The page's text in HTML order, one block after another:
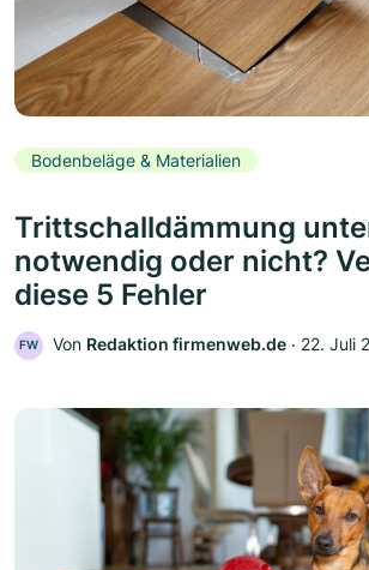
Bodenbeläge & Materialien
Trittschalldämmung
notwendig oder nicht?
diese 5 Fehler
FW Von Redaktion firmenweb.de ‧ 22. Juli